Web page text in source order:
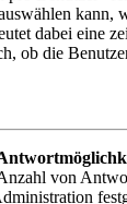
kann,
dabei eine
ob die
von